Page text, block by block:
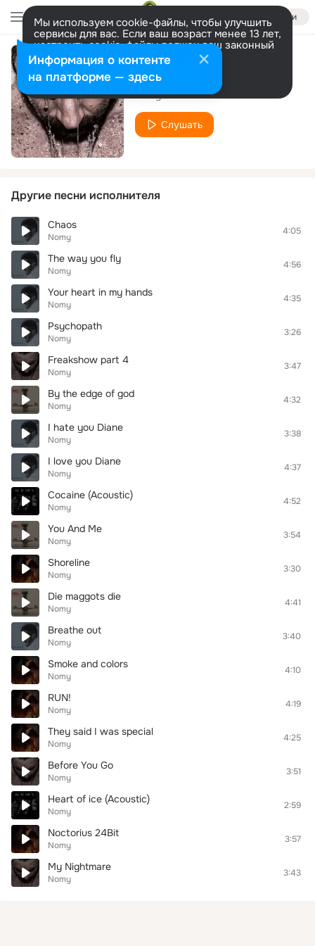
Войти
Мы используем cookie-файлы, чтобы улучшить
сервисы для вас. Если ваш возраст менее 13 лет,
настроить cookie-файлы должен ваш законный
представитель. Больше информации
Разрешить все Настроить
Last Forever
Nomy
Слушать
Другие песни исполнителя
Chaos
Nomy
4:05
The way you fly
Nomy
4:56
Your heart in my hands
Nomy
4:35
Psychopath
Nomy
3:26
Freakshow part 4
Nomy
3:47
By the edge of god
Nomy
4:32
I hate you Diane
Nomy
3:38
I love you Diane
Nomy
4:37
Cocaine (Acoustic)
Nomy
4:52
You And Me
Nomy
3:54
Shoreline
Nomy
3:30
Die maggots die
Nomy
4:41
Breathe out
Nomy
3:40
Smoke and colors
Nomy
4:10
RUN!
Nomy
4:19
They said I was special
Nomy
4:25
Before You Go
Nomy
3:51
Heart of ice (Acoustic)
Nomy
2:59
Noctorius 24Bit
Nomy
3:57
My Nightmare
Nomy
3:43
Информация о контенте
на платформе — здесь